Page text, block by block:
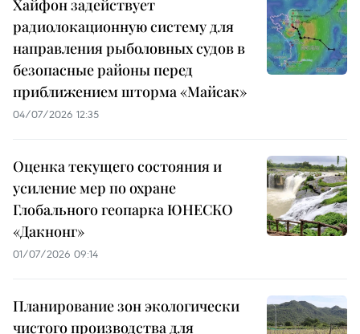
Хайфон задействует
радиолокационную систему для
направления рыболовных судов в
безопасные районы перед
приближением шторма «Майсак»
04/07/2026 12:35
Оценка текущего состояния и
усиление мер по охране
Глобального геопарка ЮНЕСКО
«Дакнонг»
01/07/2026 09:14
Планирование зон экологически
чистого производства для